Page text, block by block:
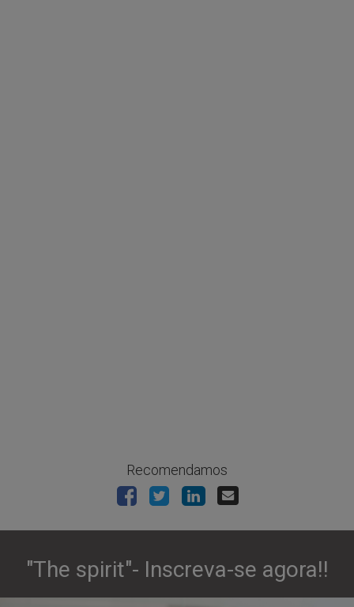
Recomendamos
"The spirit"- Inscreva-se agora!!